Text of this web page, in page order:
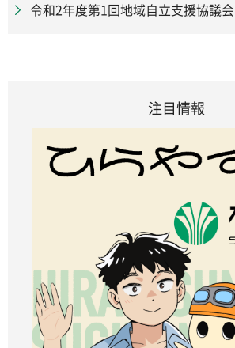
令和2年度第1回地域自立支援協議会
注目情報